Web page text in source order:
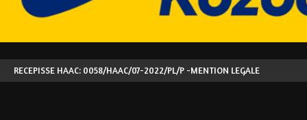
RECEPISSE HAAC: 0058/HAAC/07-2022/PL/P -MENTION LEGALE